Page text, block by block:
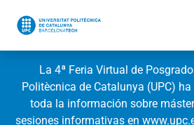
La 4ª Feria Virtual de
Politècnica de Catalunya (UPC)
toda la información sobre
sesiones informativas en